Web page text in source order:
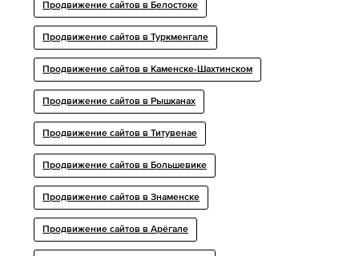
Продвижение сайтов в Белостоке
Продвижение сайтов в Туркменгале
Продвижение сайтов в Каменске-Шахтинском
Продвижение сайтов в Рышканах
Продвижение сайтов в Титувенае
Продвижение сайтов в Большевике
Продвижение сайтов в Знаменске
Продвижение сайтов в Арёгале